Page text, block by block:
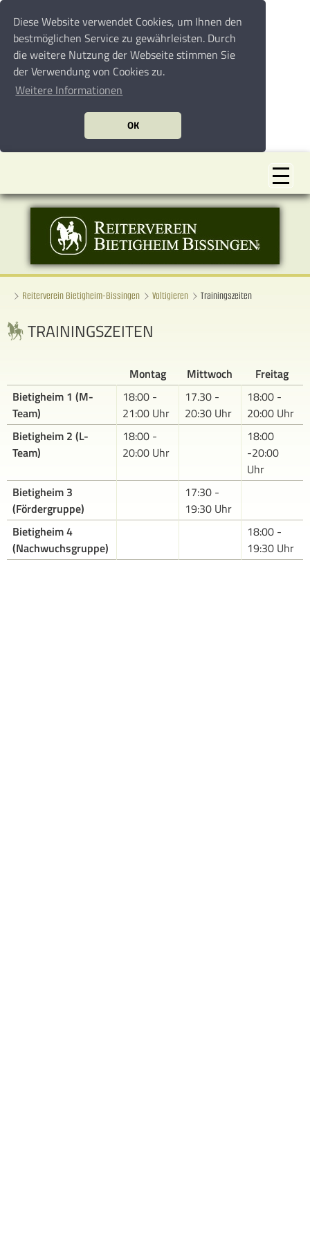
Diese Website verwendet Cookies, um Ihnen den
bestmöglichen Service zu gewährleisten. Durch
die weitere Nutzung der Webseite stimmen Sie
der Verwendung von Cookies zu.
Weitere Informationen
OK
Reiterverein Bietigheim-Bissingen Voltigieren Trainingszeiten
TRAININGSZEITEN
Montag Mittwoch
Freitag
Bietigheim 1 (M-
Team)
18:00 -
21:00 Uhr
17.30 -
20:30 Uhr
18:00 -
20:00 Uhr
Bietigheim 2 (L-
Team)
18:00 -
20:00 Uhr
18:00
-20:00
Uhr
Bietigheim 3
(Fördergruppe)
17:30 -
19:30 Uhr
Bietigheim 4
(Nachwuchsgruppe)
18:00 -
19:30 Uhr